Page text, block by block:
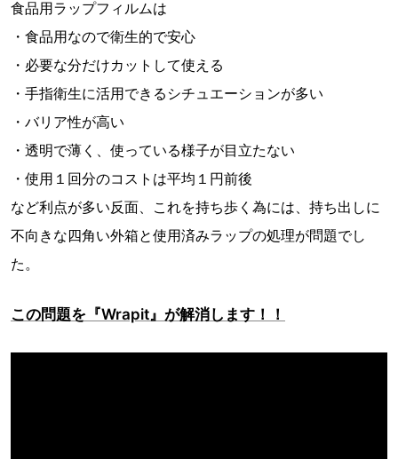
食品用ラップフィルムは
・食品用なので衛生的で安心
・必要な分だけカットして使える
・手指衛生に活用できるシチュエーションが多い
・バリア性が高い
・透明で薄く、使っている様子が目立たない
・使用１回分のコストは平均１円前後
など利点が多い反面、これを持ち歩く為には、持ち出しに
不向きな四角い外箱と使用済みラップの処理が問題でし
た。
この問題を『Wrapit』が解消します！！